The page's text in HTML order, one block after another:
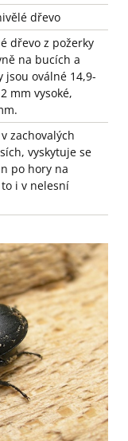
dřevo
dřevo z požerky
na bucích a
jsou oválné 14,9-
mm vysoké,
zachovalých
vyskytuje se
po hory na
i v nelesní